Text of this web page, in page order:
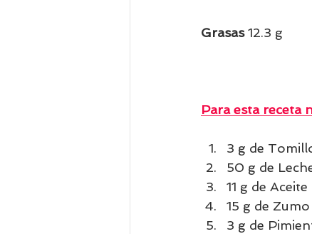
Grasas 12.3 g
Para esta receta
3 g de
50 g de
11 g de
15 g de
3 g de